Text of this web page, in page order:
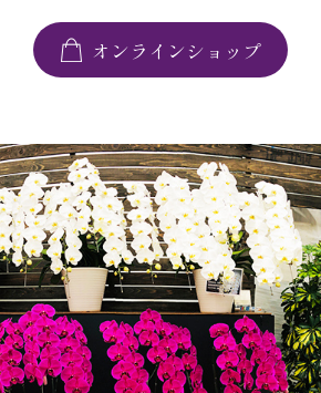
オンラインショップ